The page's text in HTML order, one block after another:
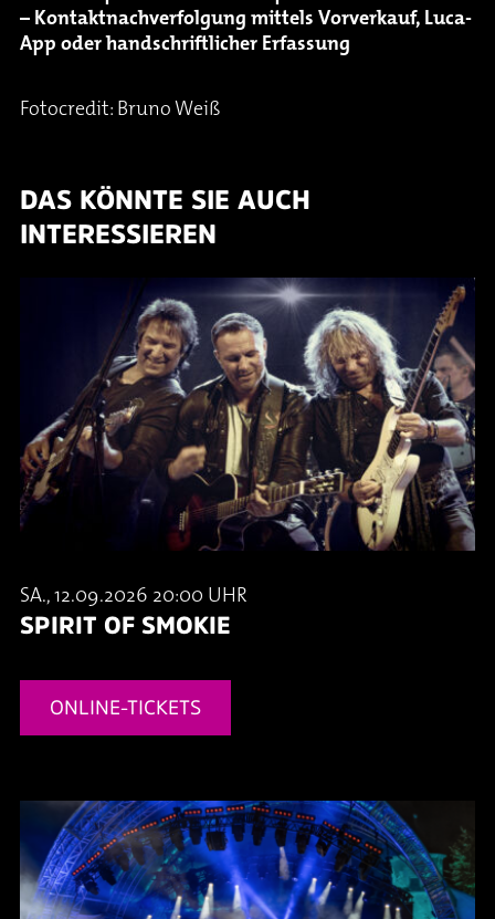
– Kontaktnachverfolgung mittels Vorverkauf, Luca-
App oder handschriftlicher Erfassung
Fotocredit: Bruno Weiß
DAS KÖNNTE SIE AUCH
INTERESSIEREN
SA., 12.09.2026 20:00 UHR
SPIRIT OF SMOKIE
ONLINE-TICKETS